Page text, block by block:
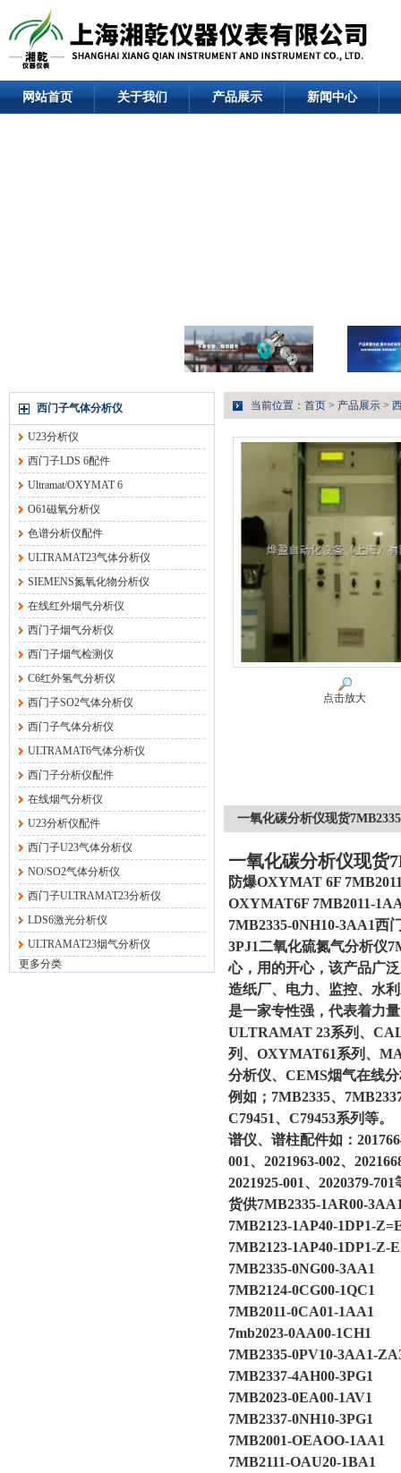
网站首页 关于我们 产品展示 新闻中心
西门子气体分析仪
U23分析仪
西门子LDS 6配件
Ultramat/OXYMAT 6
O61磁氧分析仪
色谱分析仪配件
ULTRAMAT23气体分析仪
SIEMENS氮氧化物分析仪
在线红外烟气分析仪
西门子烟气分析仪
西门子烟气检测仪
C6红外氢气分析仪
西门子SO2气体分析仪
西门子气体分析仪
ULTRAMAT6气体分析仪
西门子分析仪配件
在线烟气分析仪
U23分析仪配件
西门子U23气体分析仪
NO/SO2气体分析仪
西门子ULTRAMAT23分析仪
LDS6激光分析仪
ULTRAMAT23烟气分析仪
更多分类
当前位置： 首页 > 产品展示 >
点击放大
一氧化碳分析仪现货
一氧化碳分析仪现货
防爆OXYMAT 6F
OXYMAT6F 7MB2011-
7MB2335-0NH10-3AA1西
3PJ1二氧化硫氮气分析仪
心，用的开心，该产品广
造纸厂、电力、监控、水
是一家专性强，代表着力
ULTRAMAT 23系列、
列、OXYMAT61系列、
分析仪、CEMS烟气在线
例如；7MB2335、
C79451、C79453系列等。
谱仪、谱柱配件如：
001、2021963-002、
2021925-001、2020379-
货供7MB2335-1AR00-
7MB2123-1AP40-1DP1-
7MB2123-1AP40-1DP1-Z-
7MB2335-0NG00-3AA1
7MB2124-0CG00-1QC1
7MB2011-0CA01-1AA1
7mb2023-0AA00-1CH1
7MB2335-0PV10-3AA1-
7MB2337-4AH00-3PG1
7MB2023-0EA00-1AV1
7MB2337-0NH10-3PG1
7MB2001-OEAOO-1AA1
7MB2111-OAU20-1BA1